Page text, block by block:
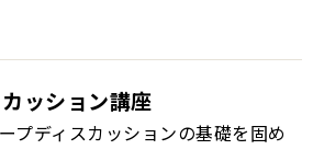
ッション講座
プディスカッションの基礎を固め